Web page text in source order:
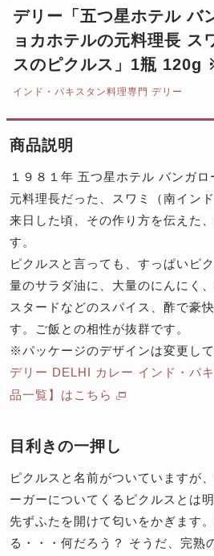
デリー「五つ星ホテル バ
ョカホテルの元料理長 ス
スのピクルス」1瓶 120g
インド・パキスタン料理専門 デリー
商品説明
１９８１年 五つ星ホテル バンガ
元料理長だった、スワミ（南イン
来日した頃、その作り方を伝えた
す。
ピクルスと言っても、すっぱいピ
量のサラダ油に、大量のにんにく
スタードなどのスパイス、酢で豪
す。ご飯との相性が抜群です。
※パッケージのデザインは変更して
デリー DELHI カレー インド・パ
品一覧】はこちら
目利きの一押し
ピクルスと名前がついていますが
ーガーについてくるピクルスとは
先ずふたを開けて匂いをかぎます
る・・・何だろう？ そうだ、完熟